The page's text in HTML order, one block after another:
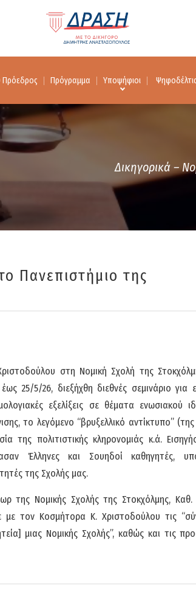
Πρόεδρος Πρόγραμμα Υποψήφιοι
Δικηγορικά –
Πανεπιστήμιο της
στη Νομική Σχολή της
25/5/26, διεξήχθη διεθνές σεμινάριο για
εξελίξεις σε θέματα ενωσιακού
το λεγόμενο “βρυξελλικό αντίκτυπο”
της πολιτιστικής κληρονομιάς κ.ά.
Έλληνες και Σουηδοί καθηγητές,
της Σχολής μας.
της Νομικής Σχολής της Στοκχόλμης,
τον Κοσμήτορα Κ. Χριστοδούλου τις
μιας Νομικής Σχολής”, καθώς και τις